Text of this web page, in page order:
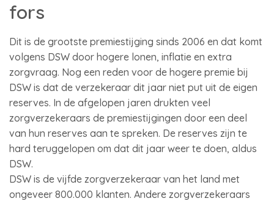
fors
Dit is de grootste premiestijging sinds 2006 en dat komt
volgens DSW door hogere lonen, inflatie en extra
zorgvraag. Nog een reden voor de hogere premie bij
DSW is dat de verzekeraar dit jaar niet put uit de eigen
reserves. In de afgelopen jaren drukten veel
zorgverzekeraars de premiestijgingen door een deel
van hun reserves aan te spreken. De reserves zijn te
hard teruggelopen om dat dit jaar weer te doen, aldus
DSW.
DSW is de vijfde zorgverzekeraar van het land met
ongeveer 800.000 klanten. Andere zorgverzekeraars